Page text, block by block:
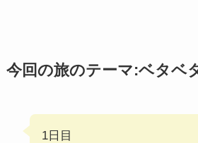
今回の旅のテーマ:ベタベ
1日目